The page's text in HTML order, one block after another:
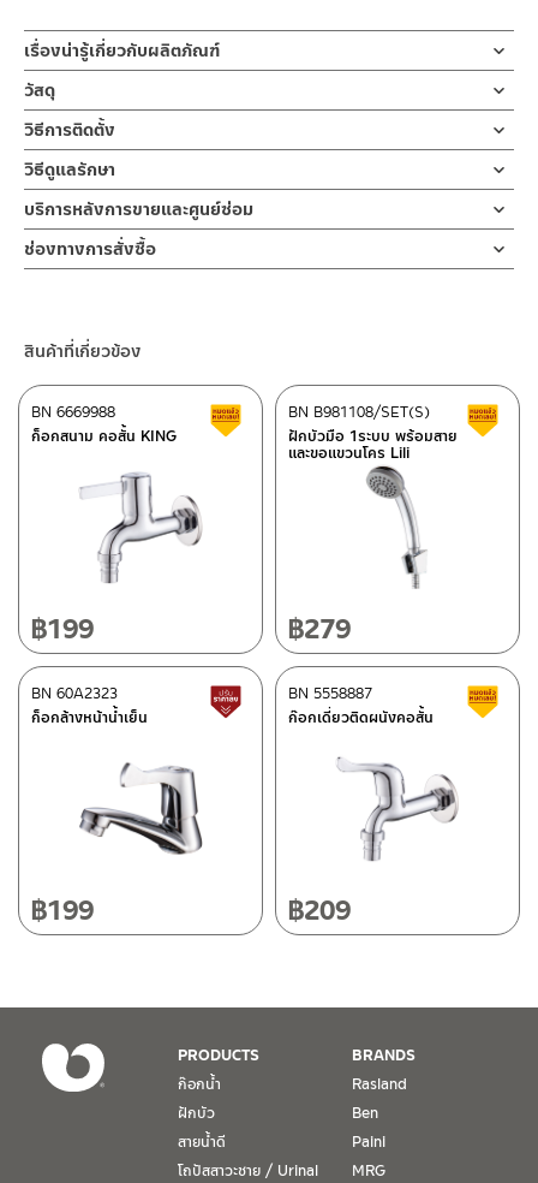
เรื่องน่ารู้เกี่ยวกับผลิตภัณฑ์
ชุดฝักบัวมือพร้อมสายและขอแขวน โครเมียม ผลิตจากวัสดุ ABS
ฝักบัวสีโครเมียม
หน้าฝัดบัว แบบปัดเพื่อเปลี่ยนสายน้ำได้ 3 ระบบ
ผลิตจาก ABS สีโครเมียม ใช้ในการชำระล้างร่างกายและในจุดที่ต้องการ
หัวฝักบัวออกแบบเลือกปรับระดับน้ำได้ 3 ระบบ
การอาบน้ำเหมือนอาบน้ำสายฝน และมีรูปแบบน้ำที่หลากหลายเลือกปรับ
ใช้ได้ตามต้องการ มาพร้อมสายฝักบัวสแตนเลส
วัสดุ
ฝักบัวมือ
ผลิตจากพลาสติก ABS
สายฝักบัวขนาด 130 ซม.
ผลิตจากสแตนเลส
ขอแขวน
วิธีการติดตั้ง
ข้อแนะนำในการติดตั้ง
ฝักบัว และ ชุดสายฉีดชำระ
สำหรับการติดตั้งใหม่ ให้ไล่ฝุ่น เศษทราย เศษท่อ ออกจากท่อน้ำก่อนติด
ตั้งสินค้า โดยปล่อยน้ำให้ไหลออกจากท่อนาน 1 นาที
เพื่อให้แรงน้ำพัดพาเศษละอองต่างๆ ออกจากท่อน้ำ มิเช่นนั้นสิ่งสกปรก
วิธีดูแลรักษา
คำแนะนำในการดูแลรักษาผลิตภัณฑ์
1. ไม่ทำสินค้าให้เกิดความเสียหายอื่น ๆ นอกจากการใช้งานปกติ เช่นไม่
ทำตก ไม่งัดหรือโยกสินค้าแรงๆ
2. ทำความสะอาดสินค้าโดยการใช้ผ้านุ่มๆชุบน้ำหมาดๆแล้วเช็ดให้แห้ง
4. ห้ามใช้แปรง วัสดุแข็ง หยาบ ห้ามใช้ฝอยขัดทำความสะอาด ขัดหรือถู
บริการหลังการขายและศูนย์ซ่อม
ช่องทางออนไลน์
– Email: contact@charnpaiboon.com
ศูนย์บริการและอะไหล่ กรุงเทพฯ
662/61-62 ถนน พระราม3 แขวงบางโพงพาง เขตยานนาวา กรุงเทพฯ
โทร: 02-358-0080 / 080-075-8668 / 091-545-0556
ศูนย์บริการและอะไหล่ เชียงใหม่
โทร: 080-075-2626
วันจันทร์ – วันศุกร์ เวลา 8:30-17:30 น.
วันเสาร์ เวลา 8:30-15:00 น.
1. การรับประกัน จะต้องมีหลักฐานการซื้อ หรือ ใบเสร็จ โดยทางบริษัทฯ
ขอตรวจสอบโดยนับวันซื้อขายเป็นสำคัญ ทางบริษัทฯ ไม่สามารถให้
เงื่อนไขการรับประกันสินค้าได้ หากไม่มีเอกสารดังกล่าว
2. การรับประกันสินค้า จะรับประกันฉพาะสินค้าที่อยู่ในสภาพการใช้งาน
ช่องทางการสั่งซื้อ
–Shopee
–Lazada
–ซื้อสินค้าชิ้นนี้บน Shopee>> คลิกที่นี่<<
คลิกที่นี่<<
ติดต่อพนักงานขาย / Contact Sales Staff
โทร: 02-285-5795
@charnpaiboon.sales
ติดต่อ ชาญไพบูลย์ / Contact Us
สินค้าที่เกี่ยวข้อง
ก็อกสนาม คอสั้น KING
BN 6669988 สินค้าลดราคา เคลียร์สต็อก
฿199
ฝักบัวมือ 1ระบบ พร้อมสาย
และขอแขวนโคร Lili
BN B981108/SET(S)
฿279
ก็อกล้างหน้าน้ำเย็น
BN 60A2323 สินค้าปรับราคาลดลง
฿199
ก๊อกเดี่ยวติดผนังคอสั้น
BN 5558887
฿209
PRODUCTS
ก๊อกน้ำ
ฝักบัว
สายน้ำดี
โถปัสสาวะชาย / Urinal
BRANDS
Rasland
Ben
Paini
MRG